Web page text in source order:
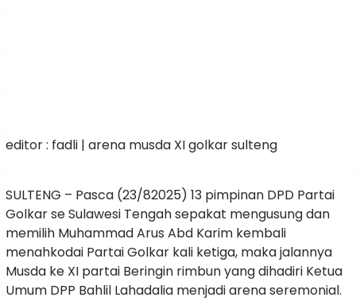
editor : fadli | arena musda XI golkar sulteng
SULTENG – Pasca (23/82025) 13 pimpinan DPD Partai
Golkar se Sulawesi Tengah sepakat mengusung dan
memilih Muhammad Arus Abd Karim kembali
menahkodai Partai Golkar kali ketiga, maka jalannya
Musda ke XI partai Beringin rimbun yang dihadiri Ketua
Umum DPP Bahlil Lahadalia menjadi arena seremonial.